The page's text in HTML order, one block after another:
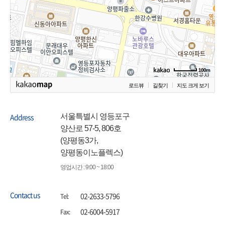
100m
로드뷰 길찾기 지도 크게 보기
Address
서울특별시 영등포구
양산로 57-5, 806호
(양평동3가,
양평동이노플렉스)
영업시간 : 9:00 ~ 18:00
Contact us Tel: 02-2633-5796
Fax: 02-6004-5917